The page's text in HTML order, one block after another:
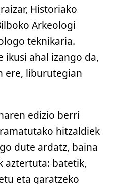
Historiako
Arkeologi
teknikaria.
ikusi ahal izango da,
ere, liburutegian
edizio berri
hitzaldiek
dute ardatz, baina
aztertuta: batetik,
eta garatzeko